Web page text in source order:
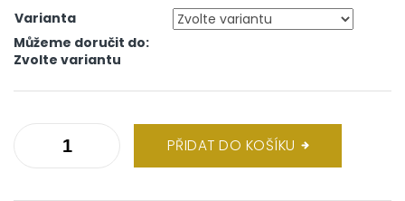
cena:
Varianta
Můžeme doručit do:
Zvolte variantu
PŘIDAT DO KOŠÍKU